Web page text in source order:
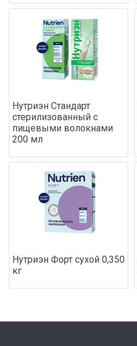
Нутриэн Стандарт
стерилизованный с
пищевыми волокнами
200 мл
Нутриэн Форт сухой 0,350
кг